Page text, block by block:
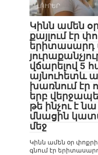
ԼՈՒՐԵՐ
Կինն ամեն
քայլում էր
երիտասարդ
վճարելով 5
այնուհետև
խառնում էր
երբ
թե ինչու է
մնացին
մեջ
Կինն ամեն օր
գնում էր